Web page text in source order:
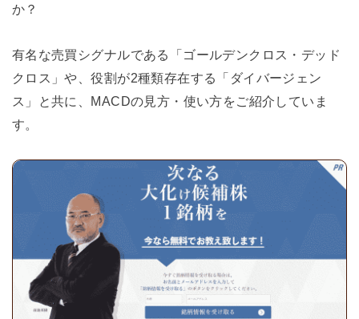
か？
有名な売買シグナルである「ゴールデンクロス・デッド
クロス」や、役割が2種類存在する「ダイバージェン
ス」と共に、MACDの見方・使い方をご紹介していま
す。